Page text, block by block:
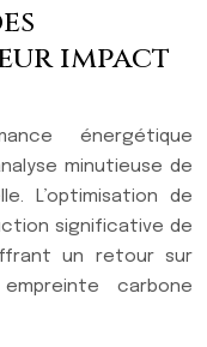
impact
énergétique
minutieuse de
L’optimisation de
significative de
un retour sur
carbone